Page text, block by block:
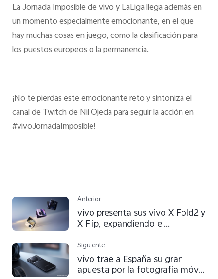
La Jornada Imposible de vivo y LaLiga llega además en
un momento especialmente emocionante, en el que
hay muchas cosas en juego, como la clasificación para
los puestos europeos o la permanencia.
¡No te pierdas este emocionante reto y sintoniza el
canal de Twitch de Nil Ojeda para seguir la acción en
#vivoJornadaImposible!
Anterior
vivo presenta sus vivo X Fold2 y
X Flip, expandiendo el
Flagship con características
únicas
Siguiente
vivo trae a España su gran
apuesta por la fotografía móvil: